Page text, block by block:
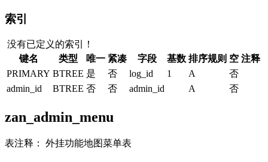
索引
没有已定义的索引！
键名
类型 唯一 紧凑 字段 基数 排序规则 空 注释
PRIMARY BTREE 是 否 log_id 1 A
否
admin_id
BTREE 否 否 admin_id A 否
zan_admin_menu
表注释： 外挂功能地图菜单表